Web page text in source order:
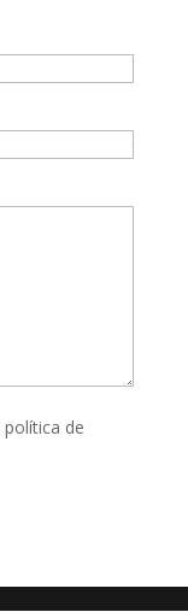
política de